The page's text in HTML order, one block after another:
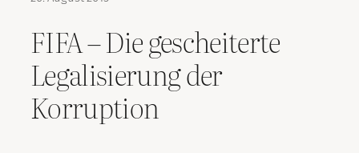
FIFA – Die gescheiterte
Legalisierung der
Korruption